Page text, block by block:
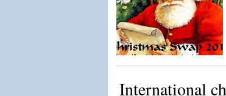
International